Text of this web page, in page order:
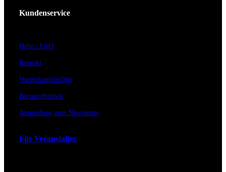
Kundenservice
Hilfe / FAQ
Kontakt
Vorverkaufsstellen
Barrierefreiheit
Anmeldung zum Newsletter
Für Veranstalter